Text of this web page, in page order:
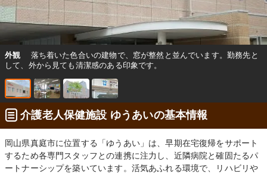
外観
落ち着いた色合いの建物で、窓が整然と並んでいます。勤務先と
して、外から見ても清潔感のある印象です。
介護老人保健施設 ゆうあいの基本情報
岡山県真庭市に位置する「ゆうあい」は、早期在宅復帰をサポート
するため各専門スタッフとの連携に注力し、近隣病院と確固たるパ
ートナーシップを築いています。活気あふれる環境で、リハビリや